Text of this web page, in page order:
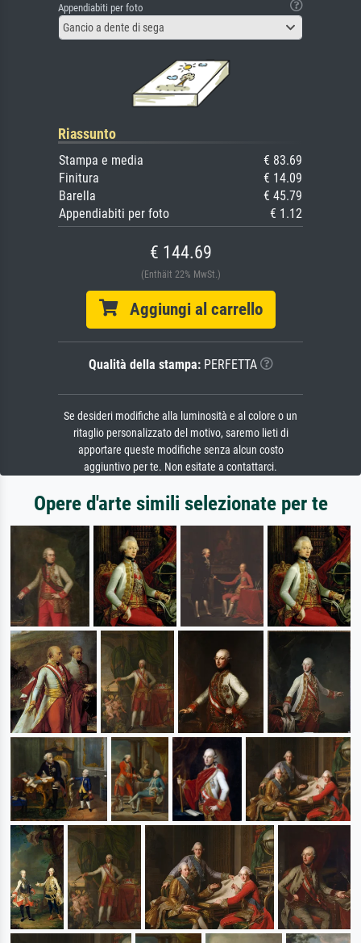
Appendiabiti per foto
Gancio a dente di sega
Riassunto
Stampa e media
€ 83.69
Finitura
€ 14.09
Barella
€ 45.79
Appendiabiti per foto
€ 1.12
€ 144.69
(Enthält 22% MwSt.)
Aggiungi al carrello
Qualità della stampa:PERFETTA
Se desideri modifiche alla luminosità e al colore o un
ritaglio personalizzato del motivo, saremo lieti di
apportare queste modifiche senza alcun costo
aggiuntivo per te. Non esitate a contattarci.
Opere d'arte simili selezionate per te